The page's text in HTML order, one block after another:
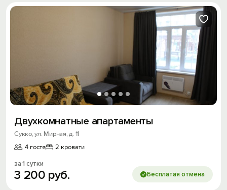
Двухкомнатные апартаменты
Сукко, ул. Мирная, д. 11
4 гостя
2 кровати
за 1 сутки
3 200 руб. Бесплатая отмена